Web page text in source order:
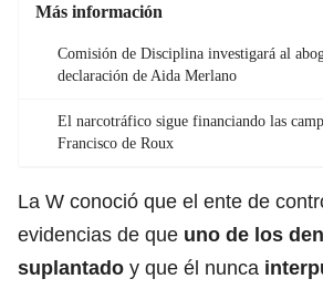
Más información
Comisión de Disciplina investigará al
declaración de Aida Merlano
El narcotráfico sigue financiando las
Francisco de Roux
La W conoció que el ente de
evidencias de que uno de los
suplantado y que él nunca